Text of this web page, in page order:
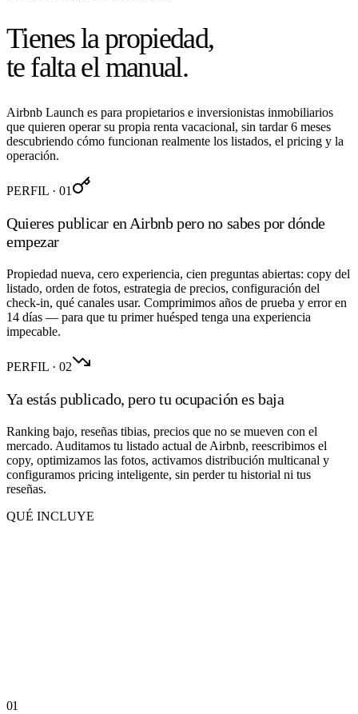
Tienes la propiedad,
te falta el manual.
Airbnb Launch es para propietarios e inversionistas inmobiliarios
que quieren operar su propia renta vacacional, sin tardar 6 meses
descubriendo cómo funcionan realmente los listados, el pricing y la
operación.
PERFIL · 01
Quieres publicar en Airbnb pero no sabes por dónde
empezar
Propiedad nueva, cero experiencia, cien preguntas abiertas: copy del
listado, orden de fotos, estrategia de precios, configuración del
check-in, qué canales usar. Comprimimos años de prueba y error en
14 días — para que tu primer huésped tenga una experiencia
impecable.
PERFIL · 02
Ya estás publicado, pero tu ocupación es baja
Ranking bajo, reseñas tibias, precios que no se mueven con el
mercado. Auditamos tu listado actual de Airbnb, reescribimos el
copy, optimizamos las fotos, activamos distribución multicanal y
configuramos pricing inteligente, sin perder tu historial ni tus
reseñas.
QUÉ INCLUYE
01